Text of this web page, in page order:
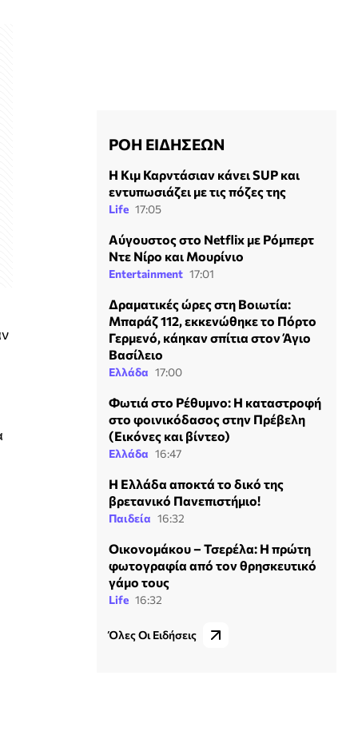
ΡΟΗ ΕΙΔΗΣΕΩΝ
Η Κιμ Καρντάσιαν κάνει SUP και
εντυπωσιάζει με τις πόζες της
Life 17:05
Αύγουστος στο Netflix με Ρόμπερτ
Ντε Νίρο και Μουρίνιο
Entertainment 17:01
Δραματικές ώρες στη Βοιωτία:
Μπαράζ 112, εκκενώθηκε το Πόρτο
Γερμενό, κάηκαν σπίτια στον Άγιο
Βασίλειο
Ελλάδα 17:00
Φωτιά στο Ρέθυμνο: Η καταστροφή
στο φοινικόδασος στην Πρέβελη
(Εικόνες και βίντεο)
Ελλάδα 16:47
Η Ελλάδα αποκτά το δικό της
βρετανικό Πανεπιστήμιο!
Παιδεία 16:32
Οικονομάκου – Τσερέλα: Η πρώτη
φωτογραφία από τον θρησκευτικό
γάμο τους
Life 16:32
Όλες Οι Ειδήσεις